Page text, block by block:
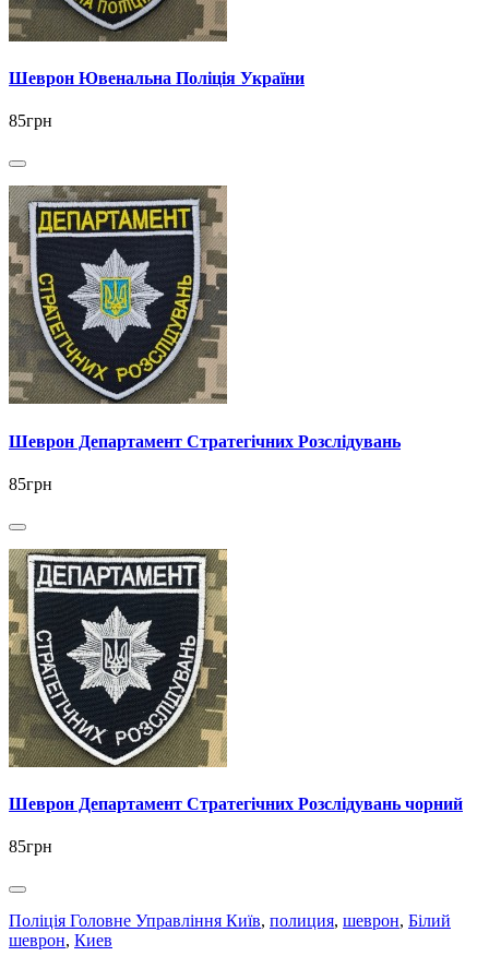
Шеврон Ювенальна Поліція України
85грн
Шеврон Департамент Стратегічних Розслідувань
85грн
Шеврон Департамент Стратегічних Розслідувань чорний
85грн
Поліція Головне Управління Київ, полиция, шеврон, Білий
шеврон, Киев